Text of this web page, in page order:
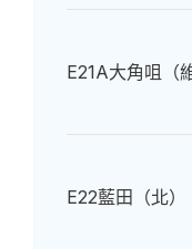
E21A大角咀（
E22藍田（北